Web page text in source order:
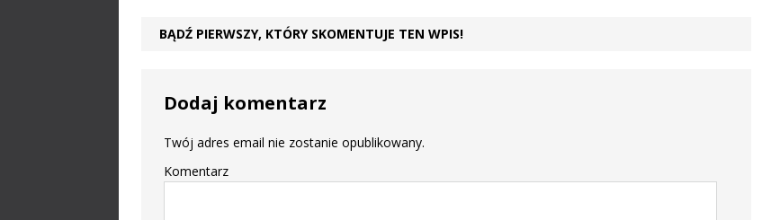
BĄDŹ PIERWSZY, KTÓRY SKOMENTUJE TEN WPIS!
Dodaj komentarz
Twój adres email nie zostanie opublikowany.
Komentarz